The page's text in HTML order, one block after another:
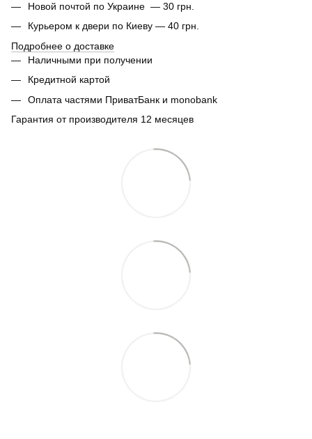
Новой почтой по Украине — 30 грн.
Курьером к двери по Киеву — 40 грн.
Подробнее о доставке
Наличными при получении
Кредитной картой
Оплата частями ПриватБанк и monobank
Гарантия от производителя 12 месяцев